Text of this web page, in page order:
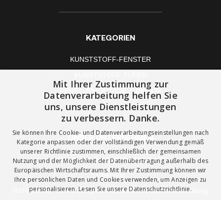
KATEGORIEN
KUNSTSTOFF-FENSTER
FENSTERMONTAGE ZUBEHÖR
UNSER UNTERNEHMEN
Allgemeine Geschäftsbedingungen
Über uns
Richtlinie zur Verwendung von Cookies und Datenverarbeitung
Mit Ihrer Zustimmung zur
Datenverarbeitung helfen Sie
uns, unsere Dienstleistungen
zu verbessern. Danke.
Sie können Ihre Cookie- und Datenverarbeitungseinstellungen nach
Kategorie anpassen oder der vollständigen Verwendung gemäß
unserer Richtlinie zustimmen, einschließlich der gemeinsamen
Nutzung und der Möglichkeit der Datenübertragung außerhalb des
Europäischen Wirtschaftsraums. Mit Ihrer Zustimmung können wir
Ihre persönlichen Daten und Cookies verwenden, um Anzeigen zu
personalisieren. Lesen Sie unsere Datenschutzrichtlinie.